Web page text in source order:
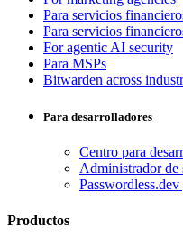
Para servicios
Para servicios
For agentic AI security
Para MSPs
Bitwarden across
Para desarrolladores
Centro para
Administrador de
Productos